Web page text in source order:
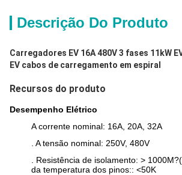
Descrição Do Produto
Carregadores EV 16A 480V 3 fases 11kW
EV cabos de carregamento em espiral
Recursos do produto
Desempenho Elétrico
A corrente nominal: 16A, 20A, 32A
. A tensão nominal: 250V, 480V
. Resistência de isolamento: >
da temperatura dos pinos:: <50K